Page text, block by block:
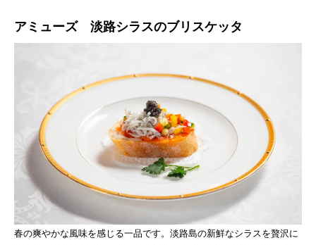
アミューズ 淡路シラスのブリスケッタ
春の爽やかな風味を感じる一品です。淡路島の新鮮なシラスを贅沢に